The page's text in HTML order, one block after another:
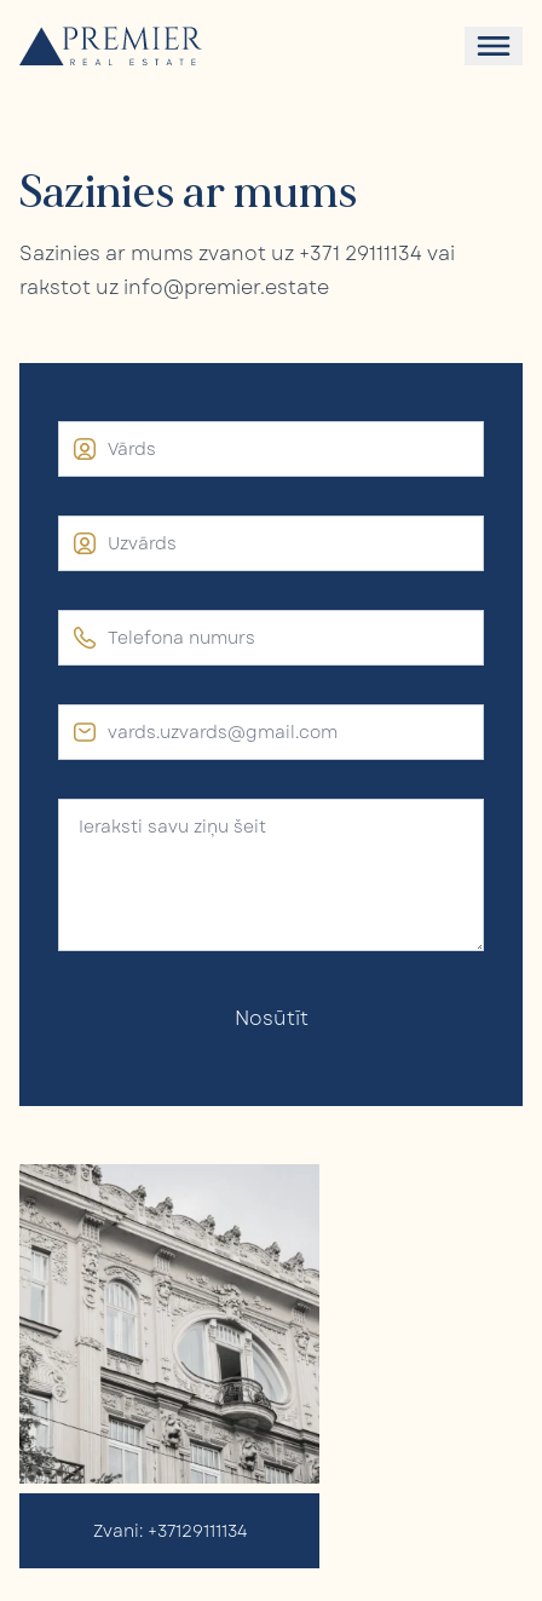
Sazinies ar mums
Sazinies ar mums zvanot uz +371 29111134 vai
rakstot uz info@premier.estate
Nosūtīt
Zvani: +37129111134